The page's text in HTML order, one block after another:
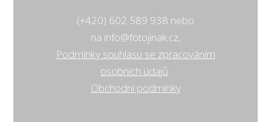
(+420) 602 589 938 nebo
na info@fotojinak.cz,
Podmínky souhlasu se zpracováním
osobních údajů
Obchodní podmínky